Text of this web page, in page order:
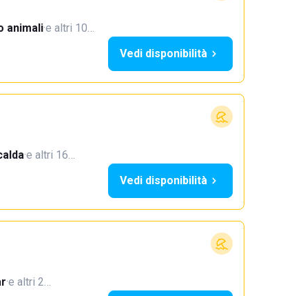
animali·e altri 10…
Vedi disponibilità
·e altri 16…
Vedi disponibilità
·e altri 2…